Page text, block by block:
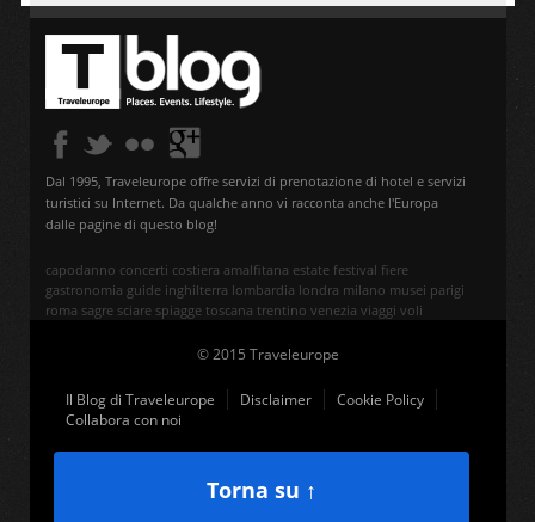
Dal 1995, Traveleurope offre servizi di prenotazione di hotel e servizi
turistici su Internet. Da qualche anno vi racconta anche l'Europa
dalle pagine di questo blog!
capodanno concerti costiera amalfitana estate festival fiere
gastronomia guide inghilterra lombardia londra milano musei parigi
roma sagre sciare spiagge toscana trentino venezia viaggi voli
© 2015 Traveleurope
Il Blog di Traveleurope Disclaimer
Cookie Policy
Collabora con noi
Torna su ↑